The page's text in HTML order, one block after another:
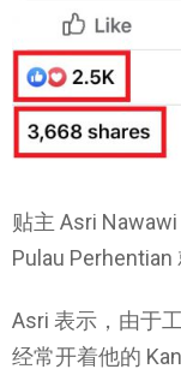
贴主 Asri
Pulau Perhentian
Asri 表示，由于
经常开着他的